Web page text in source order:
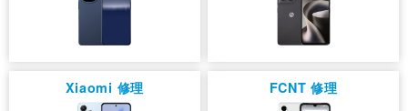
Xiaomi 修理 FCNT 修理